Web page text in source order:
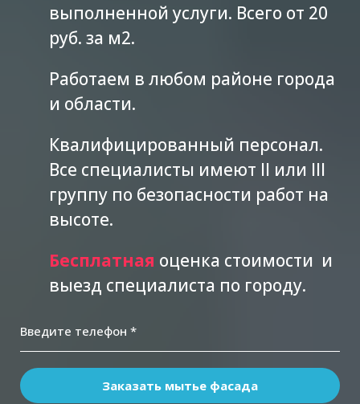
выполненной услуги. Всего от 20
руб. за м2.
Работаем в любом районе города
и области.
Квалифицированный персонал.
Все специалисты имеют II или III
группу по безопасности работ на
высоте.
Бесплатная оценка стоимости и
выезд специалиста по городу.
Введите телефон *
Заказать мытье фасада